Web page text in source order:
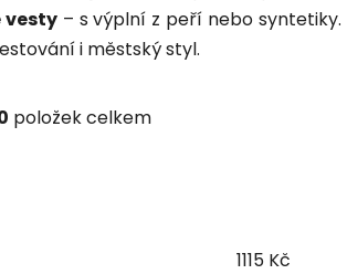
vesty– s výplní z peří nebo syntetiky.
i městský styl.
položek celkem
1115Kč